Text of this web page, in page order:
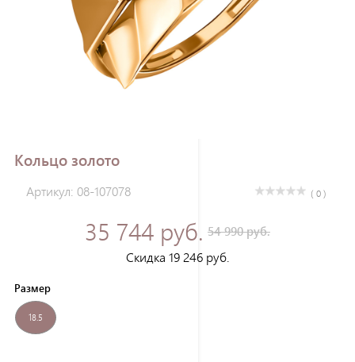
Кольцо золото
Артикул: 08-107078 ( 0 )
35 744 руб. 54 990 руб.
Скидка 19 246 руб.
Размер
18.5
Зарегистрироваться